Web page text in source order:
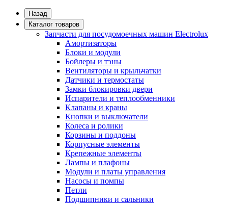
Назад
Каталог товаров
Запчасти для посудомоечных машин Electrolux
Амортизаторы
Блоки и модули
Бойлеры и тэны
Вентиляторы и крыльчатки
Датчики и термостаты
Замки блокировки двери
Испарители и теплообменники
Клапаны и краны
Кнопки и выключатели
Колеса и ролики
Корзины и поддоны
Корпусные элементы
Крепежные элементы
Лампы и плафоны
Модули и платы управления
Насосы и помпы
Петли
Подшипники и сальники